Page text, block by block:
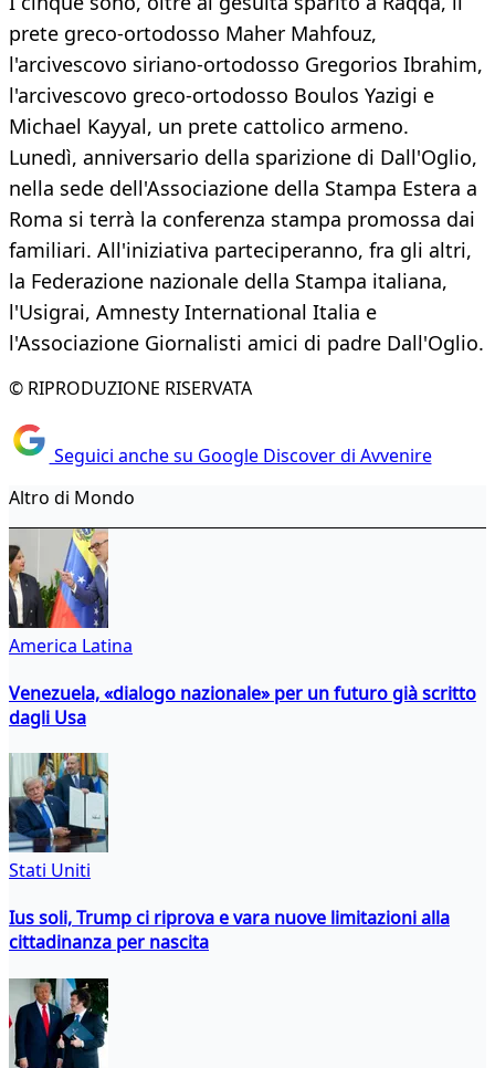
prete greco-ortodosso Maher Mahfouz,
l'arcivescovo siriano-ortodosso Gregorios Ibrahim,
l'arcivescovo greco-ortodosso Boulos Yazigi e
Michael Kayyal, un prete cattolico armeno.
Lunedì, anniversario della sparizione di Dall'Oglio,
nella sede dell'Associazione della Stampa Estera a
Roma si terrà la conferenza stampa promossa dai
familiari. All'iniziativa parteciperanno, fra gli altri,
la Federazione nazionale della Stampa italiana,
l'Usigrai, Amnesty International Italia e
l'Associazione Giornalisti amici di padre Dall'Oglio.
© RIPRODUZIONE RISERVATA
Seguici anche su Google Discover di Avvenire
Altro di Mondo
America Latina
Venezuela, «dialogo nazionale» per un futuro già scritto
dagli Usa
Stati Uniti
Ius soli, Trump ci riprova e vara nuove limitazioni alla
cittadinanza per nascita